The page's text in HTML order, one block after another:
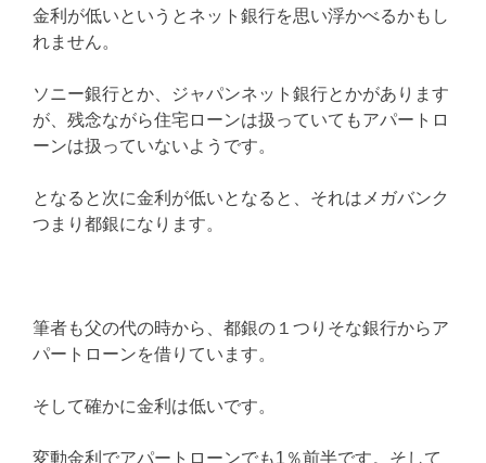
金利が低いというとネット銀行を思い浮かべるかもし
れません。
ソニー銀行とか、ジャパンネット銀行とかがあります
が、残念ながら住宅ローンは扱っていてもアパートロ
ーンは扱っていないようです。
となると次に金利が低いとなると、それはメガバンク
つまり都銀になります。
筆者も父の代の時から、都銀の１つりそな銀行からア
パートローンを借りています。
そして確かに金利は低いです。
変動金利でアパートローンでも1％前半です。そして